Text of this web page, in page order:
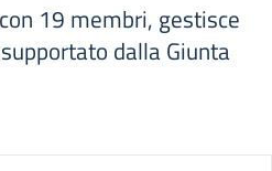
19 membri, gestisce
dalla Giunta